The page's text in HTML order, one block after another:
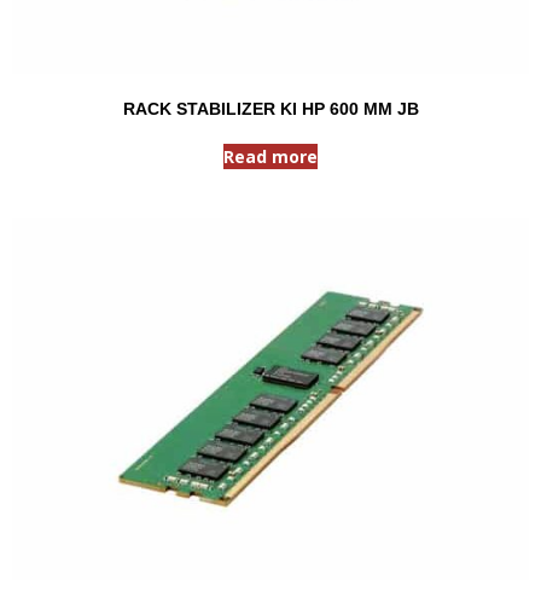
RACK STABILIZER KI HP 600 MM JB
Read more